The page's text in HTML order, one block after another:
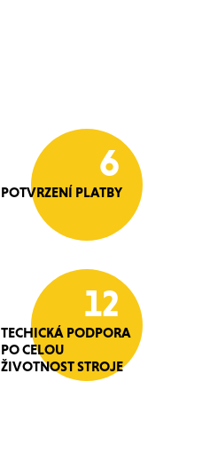
6
POTVRZENÍ PLATBY
12
TECHICKÁ PODPORA
PO CELOU
ŽIVOTNOST STROJE